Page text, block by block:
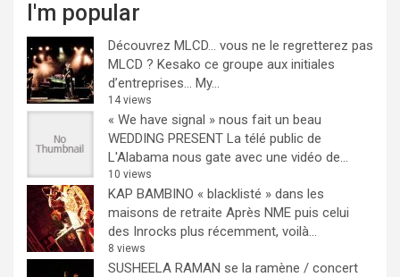
I'm popular
Découvrez MLCD… vous ne le regretterez pas
MLCD ? Kesako ce groupe aux initiales
d’entreprises… My...
14 views
« We have signal » nous fait un beau
WEDDING PRESENT La télé public de
L'Alabama nous gate avec une vidéo de...
10 views
KAP BAMBINO « blacklisté » dans les
maisons de retraite Après NME puis celui
des Inrocks plus récemment, voilà...
8 views
SUSHEELA RAMAN se la ramène / concert